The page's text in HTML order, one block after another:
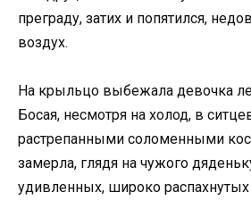
преграду, затих и попятился,
воздух.
На крыльцо выбежала девочка
Босая, несмотря на холод, в
растрепанными соломенными
замерла, глядя на чужого
удивленных, широко распахнутых